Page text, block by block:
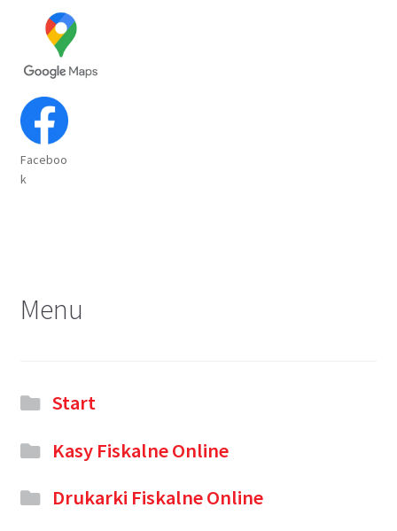
Faceboo
k
Menu
Start
Kasy Fiskalne Online
Drukarki Fiskalne Online